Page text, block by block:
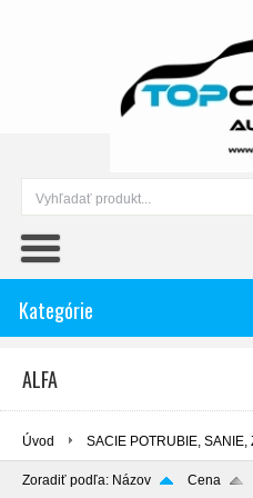
Kategórie
ALFA
Úvod SACIE POTRUBIE, SANIE,
Zoradiť podľa: Názov
Cena